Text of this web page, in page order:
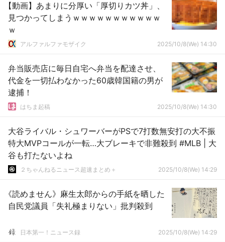
【動画】あまりに分厚い「厚切りカツ丼」、
見つかってしまうｗｗｗｗｗｗｗｗｗｗｗ
ｗ
アルファルファモザイク 2025/10/8(We) 14:30
弁当販売店に毎日自宅へ弁当を配達させ、
代金を一切払わなかった60歳韓国籍の男が
逮捕！
はちま起稿 2025/10/8(We) 14:30
大谷ライバル・シュワーバーがPSで7打数無安打の大不振
特大MVPコールが一転…大ブレーキで非難殺到 #MLB | 大
谷も打たないよね
２ちゃんねるニュース超速まとめ＋ 2025/10/8(We) 14:29
《読めません》麻生太郎からの手紙を晒した
自民党議員「失礼極まりない」批判殺到
日本第一！ニュース録 2025/10/8(We) 14:29